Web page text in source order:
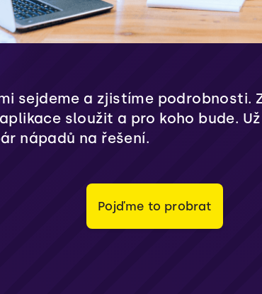
sejdeme a zjistíme podrobnosti.
sloužit a pro koho bude.
nápadů na řešení.
Pojďme to probrat